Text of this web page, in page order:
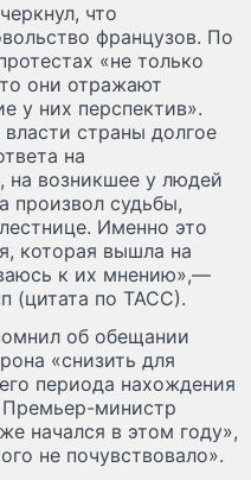
что
французов. По
«не только
они отражают
у них перспектив».
страны долгое
на
на возникшее у людей
произвол судьбы,
Именно это
которая вышла на
к их мнению»,—
(цитата по ТАСС).
об обещании
«снизить для
периода нахождения
Премьер-министр
начался в этом году»,
не почувствовало».